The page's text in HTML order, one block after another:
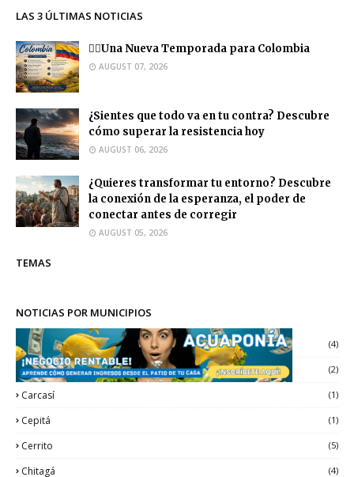
LAS 3 ÚLTIMAS NOTICIAS
❤️‍🔥Una Nueva Temporada para Colombia
AUGUST 07, 2026
¿Sientes que todo va en tu contra? Descubre
cómo superar la resistencia hoy
AUGUST 06, 2026
¿Quieres transformar tu entorno? Descubre
la conexión de la esperanza, el poder de
conectar antes de corregir
AUGUST 05, 2026
TEMAS
NOTICIAS POR MUNICIPIOS
Bucaramanga (4)
Capitanejo (2)
Carcasí (1)
Cepitá (1)
Cerrito (5)
Chitagá (4)